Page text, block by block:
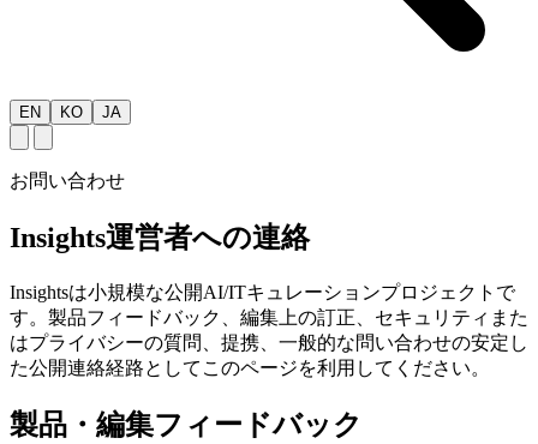
EN KO JA
お問い合わせ
Insights運営者への連絡
Insightsは小規模な公開AI/ITキュレーションプロジェクトで
す。製品フィードバック、編集上の訂正、セキュリティまた
はプライバシーの質問、提携、一般的な問い合わせの安定し
た公開連絡経路としてこのページを利用してください。
製品・編集フィードバック